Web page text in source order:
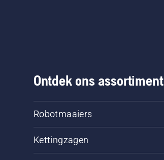
Ontdek ons assortiment
Robotmaaiers
Kettingzagen